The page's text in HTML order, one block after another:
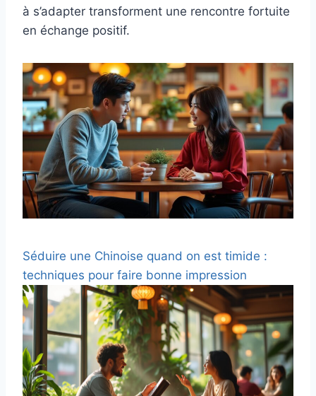
à s’adapter transforment une rencontre fortuite
en échange positif.
Séduire une Chinoise quand on est timide :
techniques pour faire bonne impression